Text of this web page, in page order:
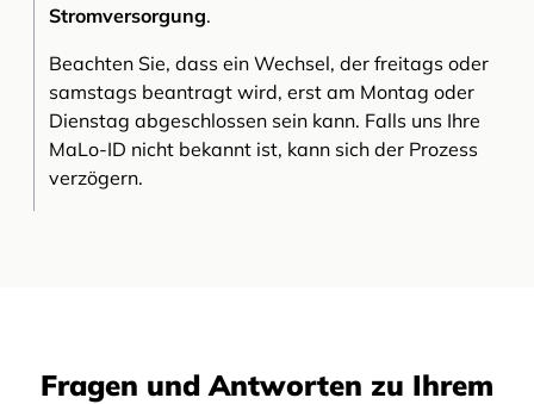
Stromversorgung.
Beachten Sie, dass ein Wechsel, der freitags oder
samstags beantragt wird, erst am Montag oder
Dienstag abgeschlossen sein kann. Falls uns Ihre
MaLo-ID nicht bekannt ist, kann sich der Prozess
verzögern.
Fragen und Antworten zu Ihrem